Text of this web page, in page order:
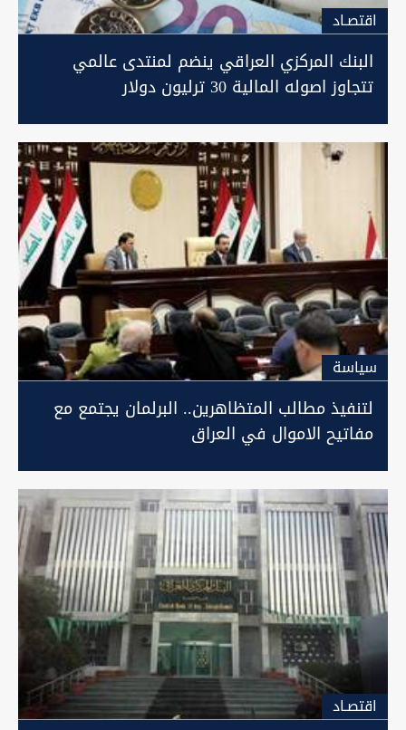
اقتصـاد
البنك المركزي العراقي ينضم لمنتدى عالمي
تتجاوز اصوله المالية 30 ترليون دولار
سیاسة
لتنفيذ مطالب المتظاهرين.. البرلمان يجتمع مع
مفاتيح الاموال في العراق
اقتصـاد